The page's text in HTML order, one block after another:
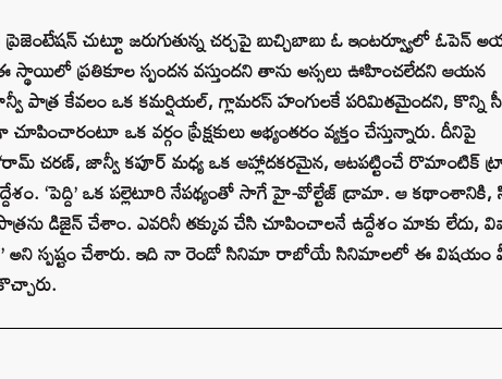
చుట్టూ జరుగుతున్న చర్చపై బుచ్చిబాబు ఓ ఇంటర్వ్యూలో ఓపెన్
ఈ స్థాయిలో ప్రతికూల స్పందన వస్తుందని తాను అస్సలు ఊహించలేదని ఆయన
పాత్ర కేవలం ఒక కమర్షియల్, గ్లామరస్ హంగులకే పరిమితమైందని, కొన్ని
ఒక వర్గం ప్రేక్షకులు అభ్యంతరం వ్యక్తం చేస్తున్నారు. దీనిపై
చరణ్, జాన్వీ కపూర్ మధ్య ఒక ఆహ్లాదకరమైన, ఆటపట్టించే రొమాంటిక్
‘పెద్ది’ ఒక పల్లెటూరి నేపథ్యంతో సాగే హై-వోల్టేజ్ డ్రామా. ఆ
డిజైన్ చేశాం. ఎవరినీ తక్కువ చేసి చూపించాలనే ఉద్దేశం మాకు లేదు,
అని స్పష్టం చేశారు. ఇది నా రెండో సినిమా రాబోయే సినిమాలలో ఈ